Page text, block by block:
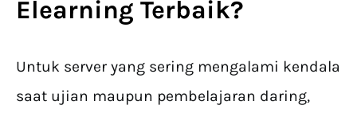
Elearning Terbaik?
Untuk server yang sering mengalami kendala
saat ujian maupun pembelajaran daring,